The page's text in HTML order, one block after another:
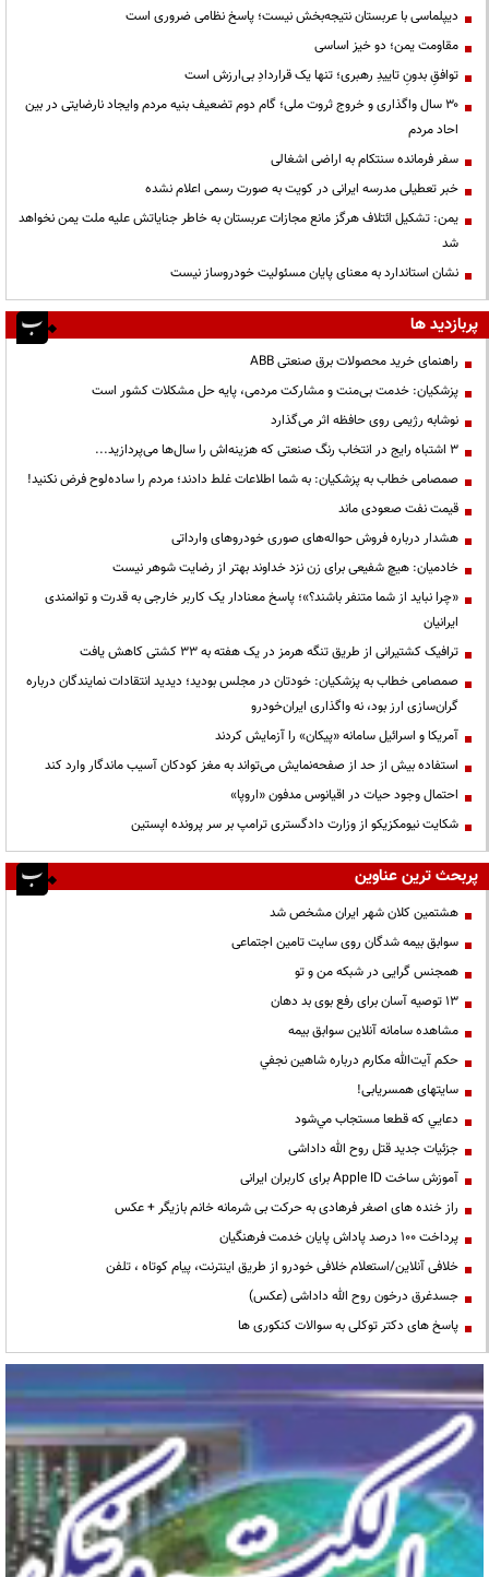
دیپلماسی با عربستان نتیجه‌بخش نیست؛ پاسخ نظامی ضروری است
مقاومت یمن؛ دو خیز اساسی
توافقِ بدونِ تاییدِ رهبری؛ تنها یک قراردادِ بی‌ارزش است
۳۰ سال واگذاری و خروج ثروت ملی؛ گام دوم تضعیف بنیه مردم وایجاد نارضایتی در بین
احاد مردم
سفر فرمانده سنتکام به اراضی اشغالی
خبر تعطیلی مدرسه ایرانی در کویت به صورت رسمی اعلام نشده
یمن: تشکیل ائتلاف هرگز مانع مجازات عربستان به خاطر جنایاتش علیه ملت یمن نخواهد
شد
نشان استاندارد به معنای پایان مسئولیت خودروساز نیست
پربازدید ها
راهنمای خرید محصولات برق صنعتی ABB
پزشکیان: خدمت بی‌منت و مشارکت مردمی، پایه حل مشکلات کشور است
نوشابه رژیمی روی حافظه اثر می‌گذارد
3 اشتباه رایج در انتخاب رنگ صنعتی که هزینه‌اش را سال‌ها می‌پردازید...
صمصامی خطاب به پزشکیان: به شما اطلاعات غلط دادند؛ مردم را ساده‌لوح فرض نکنید!
قیمت نفت صعودی ماند
هشدار درباره فروش حواله‌های صوری خودروهای وارداتی
خادمیان: هیچ شفیعی برای زن نزد خداوند بهتر از رضایت شوهر نیست
«چرا نباید از شما متنفر باشند؟»؛ پاسخ معنادار یک کاربر خارجی به قدرت و توانمندی
ایرانیان
ترافیک کشتیرانی از طریق تنگه هرمز در یک هفته به ۳۳ کشتی کاهش یافت
صمصامی خطاب به پزشکیان: خودتان در مجلس بودید؛ دیدید انتقادات نمایندگان درباره
گران‌سازی ارز بود، نه واگذاری ایران‌خودرو
آمریکا و اسرائیل سامانه «پیکان» را آزمایش کردند
استفاده بیش از حد از صفحه‌نمایش می‌تواند به مغز کودکان آسیب ماندگار وارد کند
احتمال وجود حیات در اقیانوس مدفون «اروپا»
شکایت نیومکزیکو از وزارت دادگستری ترامپ بر سر پرونده اپستین
پربحث ترین عناوین
هشتمین کلان شهر ایران مشخص شد
سوابق بیمه شدگان روی سایت تامین اجتماعی
همجنس گرایی در شبکه من و تو
13 توصیه آسان برای رفع بوی بد دهان
مشاهده سامانه آنلاين سوابق بیمه
حكم آيت‌الله مكارم درباره شاهين نجفي
سایتهای همسریابی!
دعايي كه قطعا مستجاب مي‌شود
جزئیات جدید قتل روح الله داداشی
آموزش ساخت Apple ID برای کاربران ایرانی
راز خنده های اصغر فرهادی به حرکت بی شرمانه خانم بازیگر + عکس
پرداخت ۱۰۰ درصد پاداش پایان خدمت فرهنگیان
خلافی آنلاین/استعلام خلافی خودرو از طریق اینترنت، پیام کوتاه ، تلفن
جسدغرق درخون روح الله داداشی (عکس)
پاسخ های دکتر توکلی به سوالات کنکوری ها